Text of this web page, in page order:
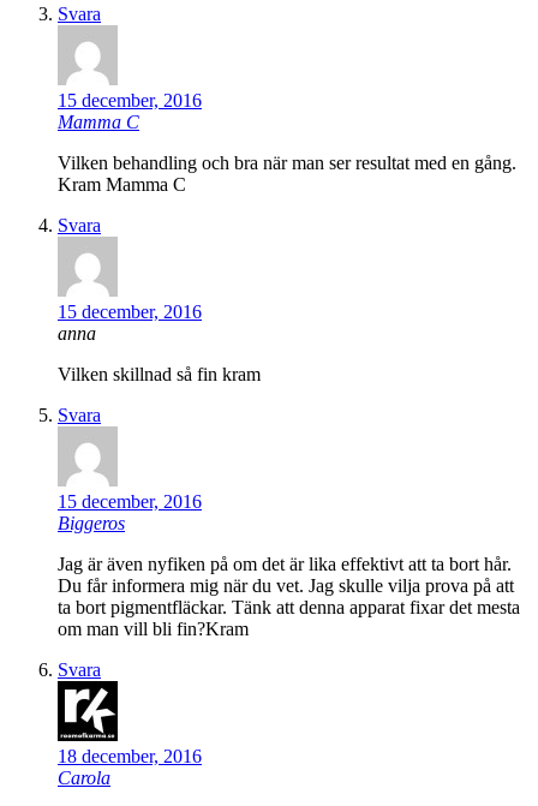
Svara
15 december, 2016
Mamma C
Vilken behandling och bra när man ser resultat med en gång.
Kram Mamma C
Svara
15 december, 2016
anna
Vilken skillnad så fin kram
Svara
15 december, 2016
Biggeros
Jag är även nyfiken på om det är lika effektivt att ta bort hår.
Du får informera mig när du vet. Jag skulle vilja prova på att
ta bort pigmentfläckar. Tänk att denna apparat fixar det mesta
om man vill bli fin?Kram
Svara
18 december, 2016
Carola